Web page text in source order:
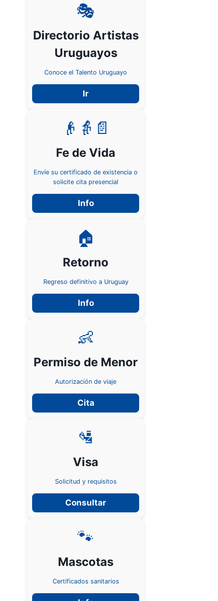
🎭
Directorio Artistas
Uruguayos
Conoce el Talento Uruguayo
Ir
👴👵📄
Fe de Vida
Envíe su certificado de existencia o
solicite cita presencial
Info
🏠
Retorno
Regreso definitivo a Uruguay
Info
👶
Permiso de Menor
Autorización de viaje
Cita
🛂
Visa
Solicitud y requisitos
Consultar
🐾
Mascotas
Certificados sanitarios